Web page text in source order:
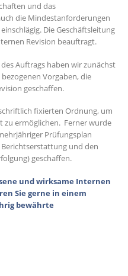
und das
die Mindestanforderungen
Die Geschäftsleitung
Revision beauftragt.
Auftrags haben wir zunächst
Vorgaben, die
geschaffen.
fixierten Ordnung, um
zu ermöglichen. Ferner wurde
Prüfungsplan
und den
geschaffen.
und wirksame Internen
Sie gerne in einem
bewährte